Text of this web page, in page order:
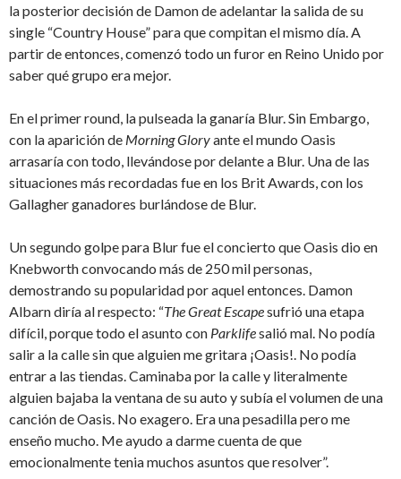
la posterior decisión de Damon de adelantar la salida de su
single “Country House” para que compitan el mismo día. A
partir de entonces, comenzó todo un furor en Reino Unido por
saber qué grupo era mejor.
En el primer round, la pulseada la ganaría Blur. Sin Embargo,
con la aparición de Morning Gloryante el mundo Oasis
arrasaría con todo, llevándose por delante a Blur. Una de las
situaciones más recordadas fue en los Brit Awards, con los
Gallagher ganadores burlándose de Blur.
Un segundo golpe para Blur fue el concierto que Oasis dio en
Knebworth convocando más de 250 mil personas,
demostrando su popularidad por aquel entonces. Damon
Albarn diría al respecto: “The Great Escapesufrió una etapa
difícil, porque todo el asunto con Parklifesalió mal. No podía
salir a la calle sin que alguien me gritara ¡Oasis!. No podía
entrar a las tiendas. Caminaba por la calle y literalmente
alguien bajaba la ventana de su auto y subía el volumen de una
canción de Oasis. No exagero. Era una pesadilla pero me
enseño mucho. Me ayudo a darme cuenta de que
emocionalmente tenia muchos asuntos que resolver”.